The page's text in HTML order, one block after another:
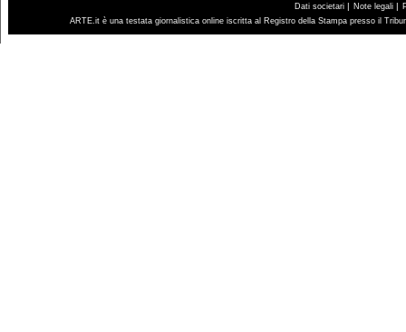
Dati societari | Note legali |
ARTE.it è una testata giornalistica online iscritta al Registro della Stampa presso il